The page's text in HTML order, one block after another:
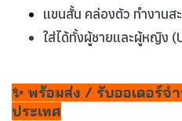
แขนสั้น คล่องตัว ทำงานส
ใส่ได้ทั้งผู้ชายและผู้หญิง
✨ พร้อมส่ง / รับออเดอร์
ประเทศ